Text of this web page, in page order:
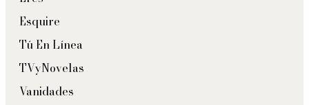
Esquire
Tú En Línea
TVyNovelas
Vanidades